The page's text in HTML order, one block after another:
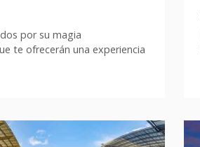
por su magia
te ofrecerán una experiencia